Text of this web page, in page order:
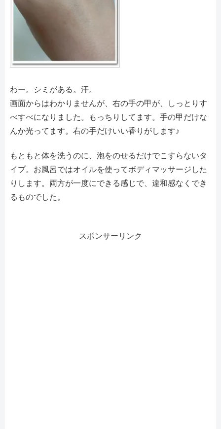
わー。シミがある。汗。
画面からはわかりませんが、右の手の甲が、しっとりす
べすべになりました。もっちりしてます。手の甲だけな
んか光ってます。右の手だけいい香りがします♪
もともと体を洗うのに、泡をのせるだけでこすらないタ
イプ。お風呂ではオイルを使ってボディマッサージした
りします。両方が一度にできる感じで、違和感なくでき
るものでした。
スポンサーリンク